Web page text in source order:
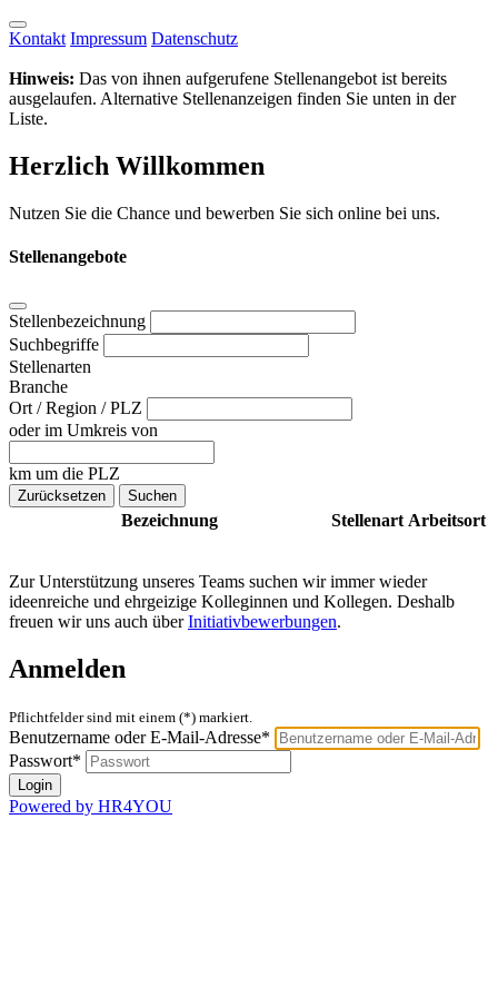
Kontakt Impressum Datenschutz
Hinweis: Das von ihnen aufgerufene Stellenangebot ist bereits
ausgelaufen. Alternative Stellenanzeigen finden Sie unten in der
Liste.
Herzlich Willkommen
Nutzen Sie die Chance und bewerben Sie sich online bei uns.
Stellenangebote
Stellenbezeichnung
Suchbegriffe
Stellenarten
Branche
Ort / Region / PLZ
oder im Umkreis von
km um die PLZ
Bezeichnung Stellenart Arbeitsort
Zur Unterstützung unseres Teams suchen wir immer wieder
ideenreiche und ehrgeizige Kolleginnen und Kollegen. Deshalb
freuen wir uns auch überInitiativbewerbungen.
Anmelden
Pflichtfelder sind mit einem (*) markiert.
Benutzername oder E-Mail-Adresse*
Passwort*
Powered by HR4YOU